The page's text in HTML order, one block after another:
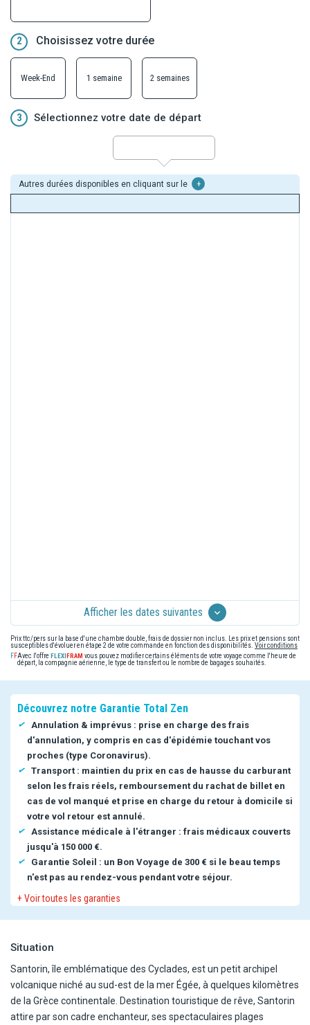
2 Choisissez votre durée
Week-End 1 semaine 2 semaines
3 Sélectionnez votre date de départ
Autres durées disponibles en cliquant sur le +
Afficher les dates suivantes
Prix ttc/pers sur la base d'une chambre double, frais de dossier non inclus. Les prix et pensions sont
susceptibles d'évoluer en étape 2 de votre commande en fonction des disponibilités. Voir conditions
Avec l'offre
vous pouvez modifier certains éléments de votre voyage comme l'heure de
départ, la compagnie aérienne, le type de transfert ou le nombre de bagages souhaités.
Découvrez notre Garantie Total Zen
Annulation & imprévus : prise en charge des frais
d'annulation, y compris en cas d'épidémie touchant vos
proches (type Coronavirus).
Transport : maintien du prix en cas de hausse du carburant
selon les frais réels, remboursement du rachat de billet en
cas de vol manqué et prise en charge du retour à domicile si
votre vol retour est annulé.
Assistance médicale à l'étranger : frais médicaux couverts
jusqu'à 150 000 €.
Garantie Soleil : un Bon Voyage de 300 € si le beau temps
n'est pas au rendez-vous pendant votre séjour.
+ Voir toutes les garanties
Situation
Santorin, île emblématique des Cyclades, est un petit archipel
volcanique niché au sud-est de la mer Égée, à quelques kilomètres
de la Grèce continentale. Destination touristique de rêve, Santorin
attire par son cadre enchanteur, ses spectaculaires plages